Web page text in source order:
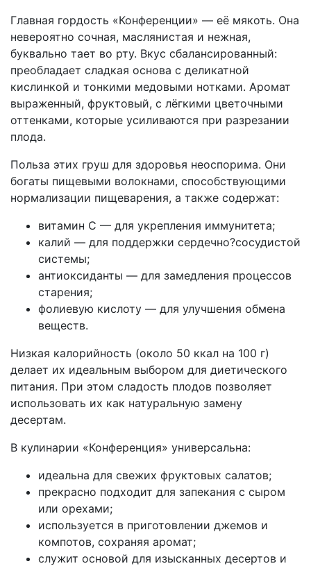
Главная гордость «Конференции» — её мякоть. Она
невероятно сочная, маслянистая и нежная,
буквально тает во рту. Вкус сбалансированный:
преобладает сладкая основа с деликатной
кислинкой и тонкими медовыми нотками. Аромат
выраженный, фруктовый, с лёгкими цветочными
оттенками, которые усиливаются при разрезании
плода.
Польза этих груш для здоровья неоспорима. Они
богаты пищевыми волокнами, способствующими
нормализации пищеварения, а также содержат:
витамин C — для укрепления иммунитета;
калий — для поддержки сердечно?сосудистой
системы;
антиоксиданты — для замедления процессов
старения;
фолиевую кислоту — для улучшения обмена
веществ.
Низкая калорийность (около 50 ккал на 100 г)
делает их идеальным выбором для диетического
питания. При этом сладость плодов позволяет
использовать их как натуральную замену
десертам.
В кулинарии «Конференция» универсальна:
идеальна для свежих фруктовых салатов;
прекрасно подходит для запекания с сыром
или орехами;
используется в приготовлении джемов и
компотов, сохраняя аромат;
служит основой для изысканных десертов и